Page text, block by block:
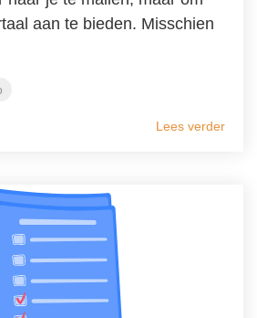
aan te bieden. Misschien
Lees verder